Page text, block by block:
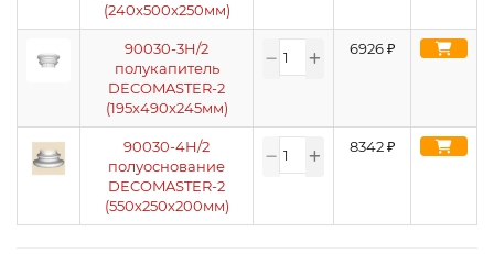
(240х500x250мм)
90030-3H/2
полукапитель
DECOMASTER-2
(195х490x245мм)
6926₽
90030-4H/2
полуоснование
DECOMASTER-2
(550х250х200мм)
8342₽